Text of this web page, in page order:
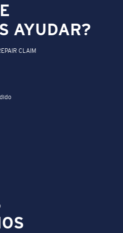
AYUDAR?
CLAIM